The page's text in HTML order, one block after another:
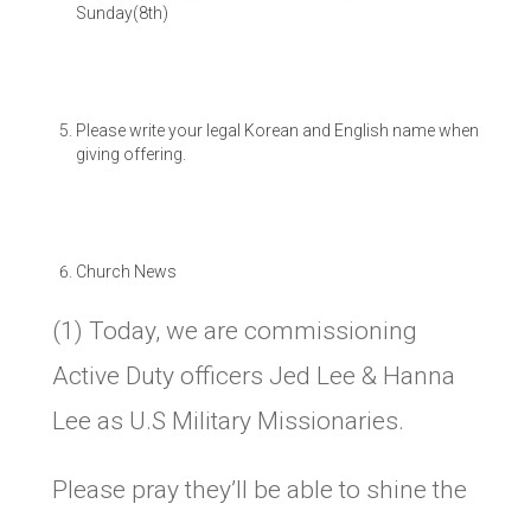
Sunday(8th)
Please write your legal Korean and English name when
giving offering.
Church News
(1) Today, we are commissioning
Active Duty officers Jed Lee & Hanna
Lee as U.S Military Missionaries.
Please pray they’ll be able to shine the